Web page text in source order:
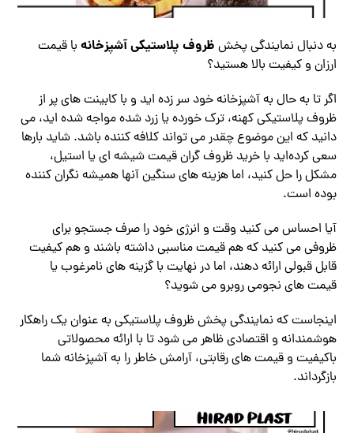
به دنبال نمایندگی پخش ظروف پلاستیکی آشپزخانه با قیمت
ارزان و کیفیت بالا هستید؟
اگر تا به حال به آشپزخانه خود سر زده‌ اید و با کابینت ‌های پر از
ظروف پلاستیکی کهنه، ترک ‌خورده یا زرد شده مواجه شده ‌اید، می
‌دانید که این موضوع چقدر می‌ تواند کلافه ‌کننده باشد. شاید بارها
سعی کرده‌اید با خرید ظروف گران ‌قیمت شیشه‌ ای یا استیل،
مشکل را حل کنید، اما هزینه‌ های سنگین آنها همیشه نگران‌ کننده
بوده است.
آیا احساس می‌ کنید وقت و انرژی خود را صرف جستجو برای
ظروفی می‌ کنید که هم قیمت مناسبی داشته باشند و هم کیفیت
قابل قبولی ارائه دهند، اما در نهایت با گزینه ‌های نامرغوب یا
قیمت ‌های نجومی روبرو می‌ شوید؟
اینجاست که نمایندگی پخش ظروف پلاستیکی به عنوان یک راهکار
هوشمندانه و اقتصادی ظاهر می‌ شود تا با ارائه محصولاتی
باکیفیت و قیمت‌ های رقابتی، آرامش خاطر را به آشپزخانه شما
بازگرداند.